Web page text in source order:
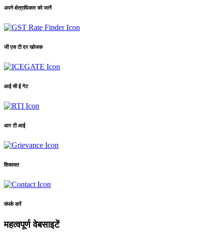
अपने क्षेत्राधिकार को जानें
जी एस टी दर खोजक
आई सी ई गेट
आर टी आई
शिकायत
संपर्क करें
महत्वपूर्ण वेबसाइटें